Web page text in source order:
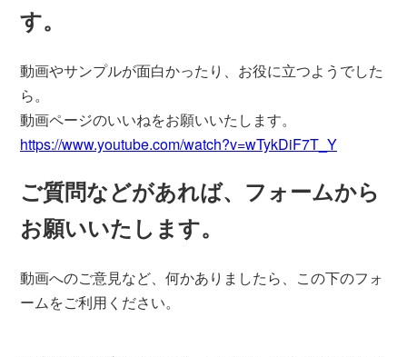
す。
動画やサンプルが面白かったり、お役に立つようでした
ら。
動画ページのいいねをお願いいたします。
https://www.youtube.com/watch?v=wTykDiF7T_Y
ご質問などがあれば、フォームから
お願いいたします。
動画へのご意見など、何かありましたら、この下のフォ
ームをご利用ください。